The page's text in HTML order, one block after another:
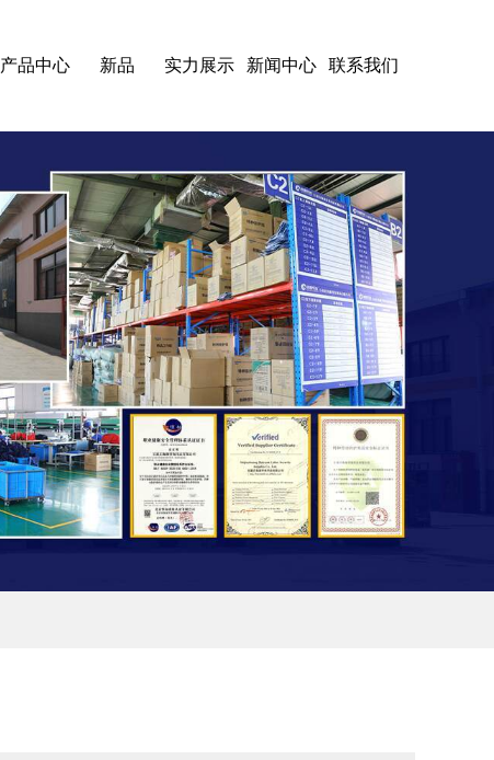
产品中心 新品 实力展示 新闻中心 联系我们